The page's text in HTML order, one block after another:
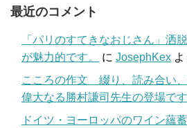
最近のコメント
「パリのすてきなおじさん」洒
が魅力的です。
に JosephKex よ
こころの作文 綴り、読み合い、
偉大なる勝村謙司先生の登場です
ドイツ・ヨーロッパのワイン蘊